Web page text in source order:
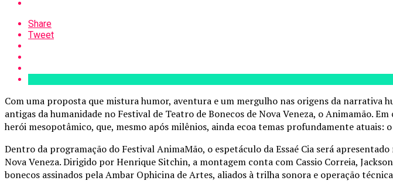
Share
Tweet
Com uma proposta que mistura humor, aventura e um mergulho nas origens da narrativa
antigas da humanidade no Festival de Teatro de Bonecos de Nova Veneza, o Animamão.
herói mesopotâmico, que, mesmo após milênios, ainda ecoa temas profundamente atuais:
Dentro da programação do Festival AnimaMão, o espetáculo da Essaé Cia será
Nova Veneza. Dirigido por Henrique Sitchin, a montagem conta com Cassio Correia,
bonecos assinados pela Ambar Ophicina de Artes, aliados à trilha sonora e operação